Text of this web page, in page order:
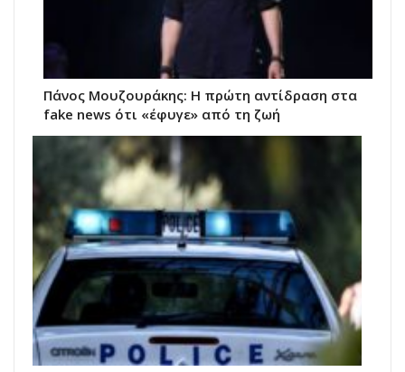
Πάνος Μουζουράκης: Η πρώτη αντίδραση στα
fake news ότι «έφυγε» από τη ζωή